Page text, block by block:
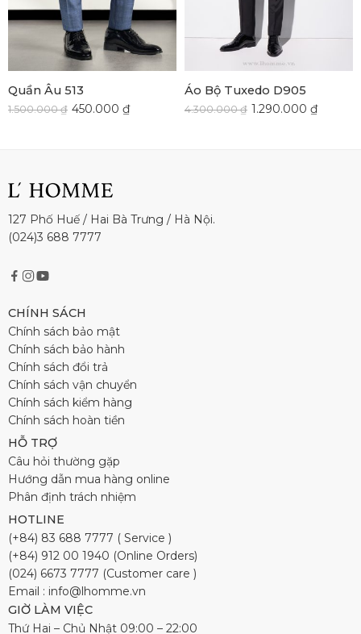
Quần Âu 513
1.500.000₫ 450.000 ₫
Áo Bộ Tuxedo D905
4.300.000₫ 1.290.000 ₫
127 Phố Huế / Hai Bà Trưng / Hà Nội.
(024)3 688 7777
CHÍNH SÁCH
Chính sách bảo mật
Chính sách bảo hành
Chính sách đổi trả
Chính sách vận chuyển
Chính sách kiểm hàng
Chính sách hoàn tiền
HỖ TRỢ
Câu hỏi thường gặp
Hướng dẫn mua hàng online
Phân định trách nhiệm
HOTLINE
(+84) 83 688 7777 ( Service )
(+84) 912 00 1940 (Online Orders)
(024) 6673 7777 (Customer care )
Email : info@lhomme.vn
GIỜ LÀM VIỆC
Thứ Hai – Chủ Nhật 09:00 – 22:00